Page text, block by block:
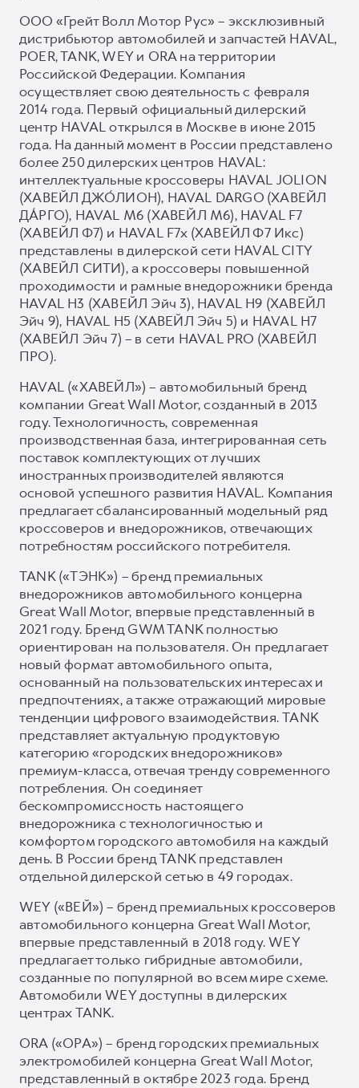
ООО «Грейт Волл Мотор Рус» – эксклюзивный
дистрибьютор автомобилей и запчастей HAVAL,
POER, TANK, WEY и ORA на территории
Российской Федерации. Компания
осуществляет свою деятельность с февраля
2014 года. Первый официальный дилерский
центр HAVAL открылся в Москве в июне 2015
года. На данный момент в России представлено
более 250 дилерских центров HAVAL:
интеллектуальные кроссоверы HAVAL JOLION
(ХАВЕЙЛ ДЖО́ЛИОН), HAVAL DARGO (ХАВЕЙЛ
ДА́РГО), HAVAL М6 (ХАВЕЙЛ M6), HAVAL F7
(ХАВЕЙЛ Ф7) и HAVAL F7x (ХАВЕЙЛ Ф7 Икс)
представлены в дилерской сети HAVAL CITY
(ХАВЕЙЛ СИТИ), а кроссоверы повышенной
проходимости и рамные внедорожники бренда
HAVAL H3 (ХАВЕЙЛ Эйч 3), HAVAL H9 (ХАВЕЙЛ
Эйч 9), HAVAL H5 (ХАВЕЙЛ Эйч 5) и HAVAL H7
(ХАВЕЙЛ Эйч 7) – в сети HAVAL PRO (ХАВЕЙЛ
ПРО).
HAVAL («ХАВЕЙЛ») – автомобильный бренд
компании Great Wall Motor, созданный в 2013
году. Технологичность, современная
производственная база, интегрированная сеть
поставок комплектующих от лучших
иностранных производителей являются
основой успешного развития HAVAL. Компания
предлагает сбалансированный модельный ряд
кроссоверов и внедорожников, отвечающих
потребностям российского потребителя.
TANK («ТЭНК») – бренд премиальных
внедорожников автомобильного концерна
Great Wall Motor, впервые представленный в
2021 году. Бренд GWM TANK полностью
ориентирован на пользователя. Он предлагает
новый формат автомобильного опыта,
основанный на пользовательских интересах и
предпочтениях, а также отражающий мировые
тенденции цифрового взаимодействия. TANK
представляет актуальную продуктовую
категорию «городских внедорожников»
премиум-класса, отвечая тренду современного
потребления. Он соединяет
бескомпромиссность настоящего
внедорожника с технологичностью и
комфортом городского автомобиля на каждый
день. В России бренд TANK представлен
отдельной дилерской сетью в 49 городах.
WEY («ВЕЙ») – бренд премиальных кроссоверов
автомобильного концерна Great Wall Motor,
впервые представленный в 2018 году. WEY
предлагает только гибридные автомобили,
созданные по популярной во всем мире схеме.
Автомобили WEY доступны в дилерских
центрах TANK.
ORA («ОРА») – бренд городских премиальных
электромобилей концерна Great Wall Motor,
представленный в октябре 2023 года. Бренд